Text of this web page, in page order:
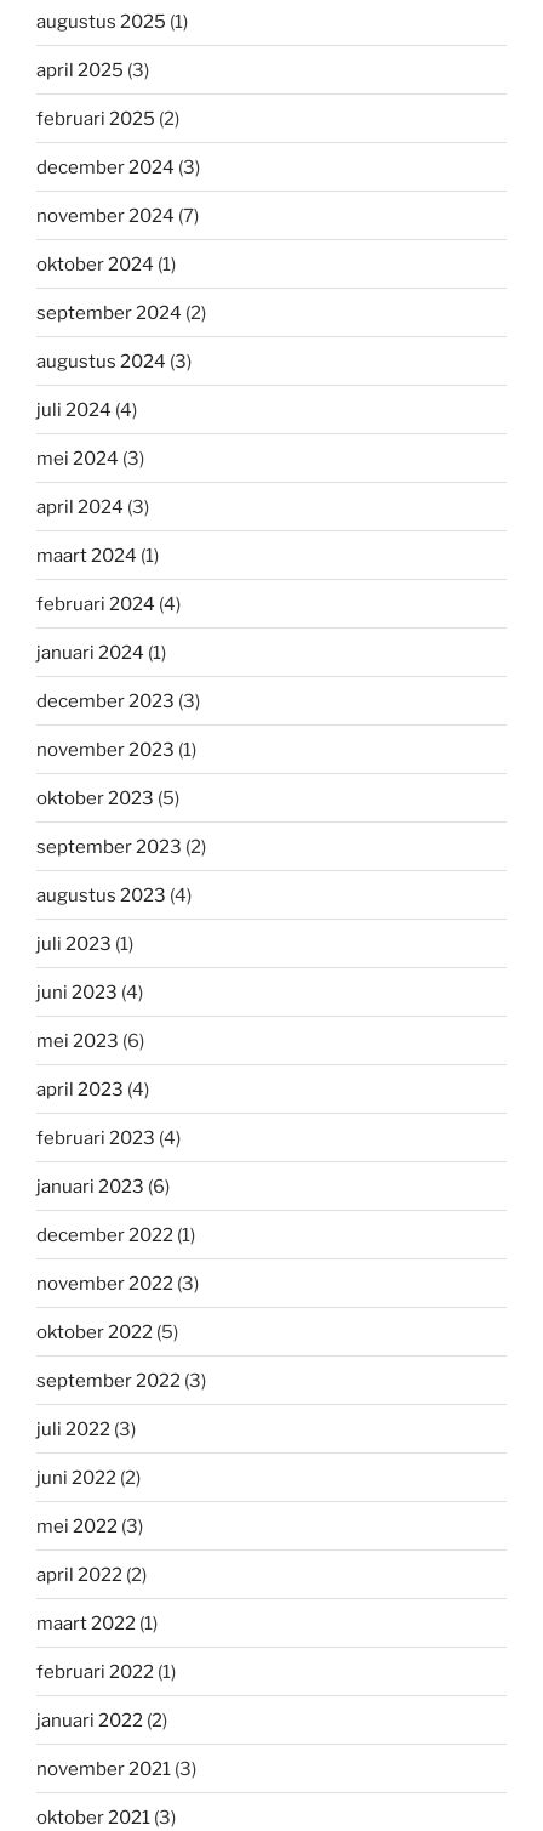
augustus 2025 (1)
april 2025 (3)
februari 2025 (2)
december 2024 (3)
november 2024 (7)
oktober 2024 (1)
september 2024 (2)
augustus 2024 (3)
juli 2024 (4)
mei 2024 (3)
april 2024 (3)
maart 2024 (1)
februari 2024 (4)
januari 2024 (1)
december 2023 (3)
november 2023 (1)
oktober 2023 (5)
september 2023 (2)
augustus 2023 (4)
juli 2023 (1)
juni 2023 (4)
mei 2023 (6)
april 2023 (4)
februari 2023 (4)
januari 2023 (6)
december 2022 (1)
november 2022 (3)
oktober 2022 (5)
september 2022 (3)
juli 2022 (3)
juni 2022 (2)
mei 2022 (3)
april 2022 (2)
maart 2022 (1)
februari 2022 (1)
januari 2022 (2)
november 2021 (3)
oktober 2021 (3)